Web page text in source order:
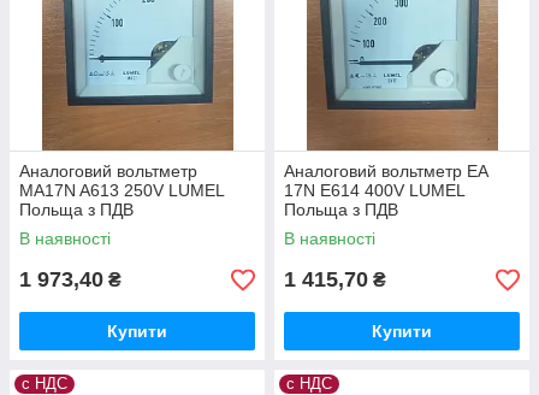
Аналоговий вольтметр
MA17N A613 250V LUMEL
Польща з ПДВ
В наявності
1 973,40 ₴
Купити
Аналоговий вольтметр EA
17N E614 400V LUMEL
Польща з ПДВ
В наявності
1 415,70 ₴
Купити
с НДС с НДС